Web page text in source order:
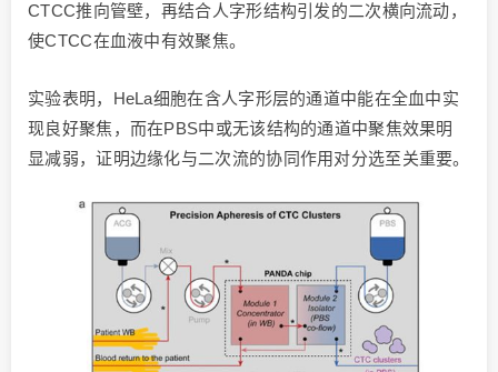
CTCC推向管壁，再结合人字形结构引发的二次横向流动，
使CTCC在血液中有效聚焦。
实验表明，HeLa细胞在含人字形层的通道中能在全血中实
现良好聚焦，而在PBS中或无该结构的通道中聚焦效果明
显减弱，证明边缘化与二次流的协同作用对分选至关重要。